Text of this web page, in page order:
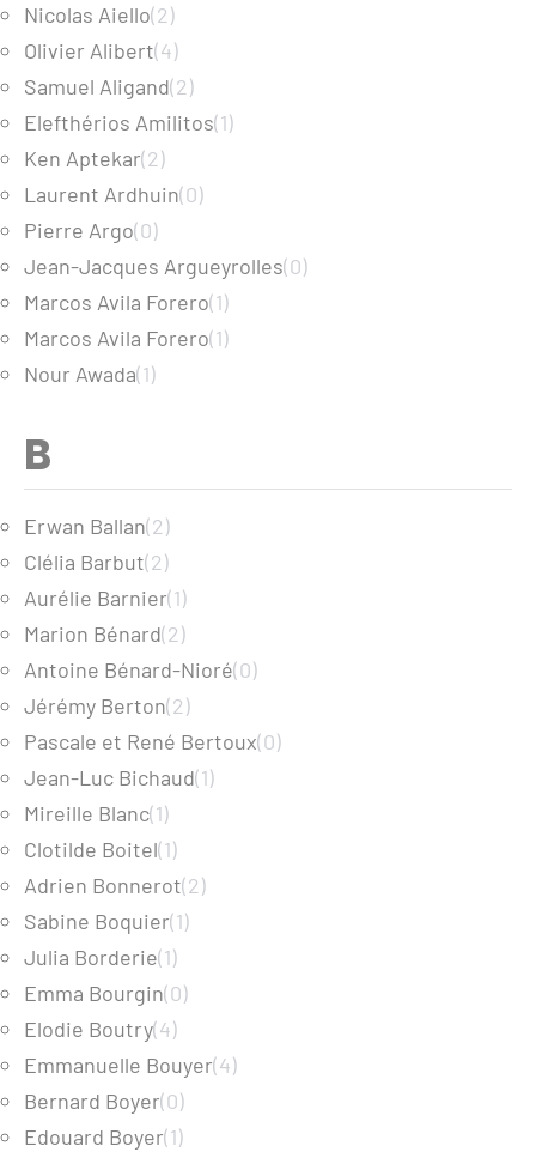
Nicolas Aiello(2)
Olivier Alibert(4)
Samuel Aligand(2)
Elefthérios Amilitos(1)
Ken Aptekar(2)
Laurent Ardhuin(0)
Pierre Argo(0)
Jean-Jacques Argueyrolles(0)
Marcos Avila Forero(1)
Marcos Avila Forero(1)
Nour Awada(1)
B
Erwan Ballan(2)
Clélia Barbut(2)
Aurélie Barnier(1)
Marion Bénard(2)
Antoine Bénard-Nioré(0)
Jérémy Berton(2)
Pascale et René Bertoux(0)
Jean-Luc Bichaud(1)
Mireille Blanc(1)
Clotilde Boitel(1)
Adrien Bonnerot(2)
Sabine Boquier(1)
Julia Borderie(1)
Emma Bourgin(0)
Elodie Boutry(4)
Emmanuelle Bouyer(4)
Bernard Boyer(0)
Edouard Boyer(1)